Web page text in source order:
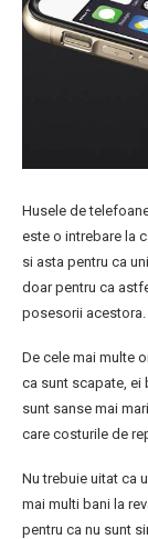
Husele de
este o intrebare la
si asta pentru ca
doar pentru ca
posesorii acestora.
De cele mai multe
ca sunt scapate, ei
sunt sanse mai
care costurile de
Nu trebuie uitat ca
mai multi bani la
pentru ca nu sunt